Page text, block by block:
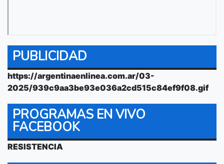
PUBLICIDAD
https://argentinaenlinea.com.ar/03-
2025/939c9aa3be93e036a2cd515c84ef9f08.gif
PROGRAMAS EN VIVO
FACEBOOK
RESISTENCIA